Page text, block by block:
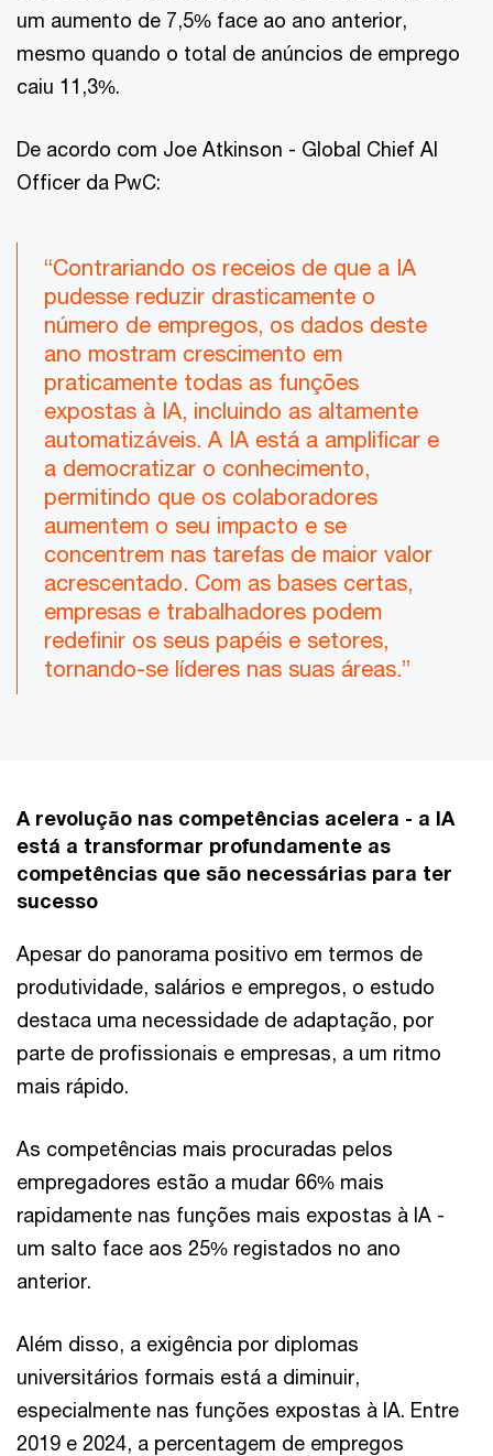
um aumento de 7,5% face ao ano anterior,
mesmo quando o total de anúncios de emprego
caiu 11,3%.
De acordo com Joe Atkinson - Global Chief AI
Officer da PwC:
“Contrariando os receios de que a IA
pudesse reduzir drasticamente o
número de empregos, os dados deste
ano mostram crescimento em
praticamente todas as funções
expostas à IA, incluindo as altamente
automatizáveis. A IA está a amplificar e
a democratizar o conhecimento,
permitindo que os colaboradores
aumentem o seu impacto e se
concentrem nas tarefas de maior valor
acrescentado. Com as bases certas,
empresas e trabalhadores podem
redefinir os seus papéis e setores,
tornando-se líderes nas suas áreas.”
A revolução nas competências acelera - a IA
está a transformar profundamente as
competências que são necessárias para ter
sucesso
Apesar do panorama positivo em termos de
produtividade, salários e empregos, o estudo
destaca uma necessidade de adaptação, por
parte de profissionais e empresas, a um ritmo
mais rápido.
As competências mais procuradas pelos
empregadores estão a mudar 66% mais
rapidamente nas funções mais expostas à IA -
um salto face aos 25% registados no ano
anterior.
Além disso, a exigência por diplomas
universitários formais está a diminuir,
especialmente nas funções expostas à IA. Entre
2019 e 2024, a percentagem de empregos